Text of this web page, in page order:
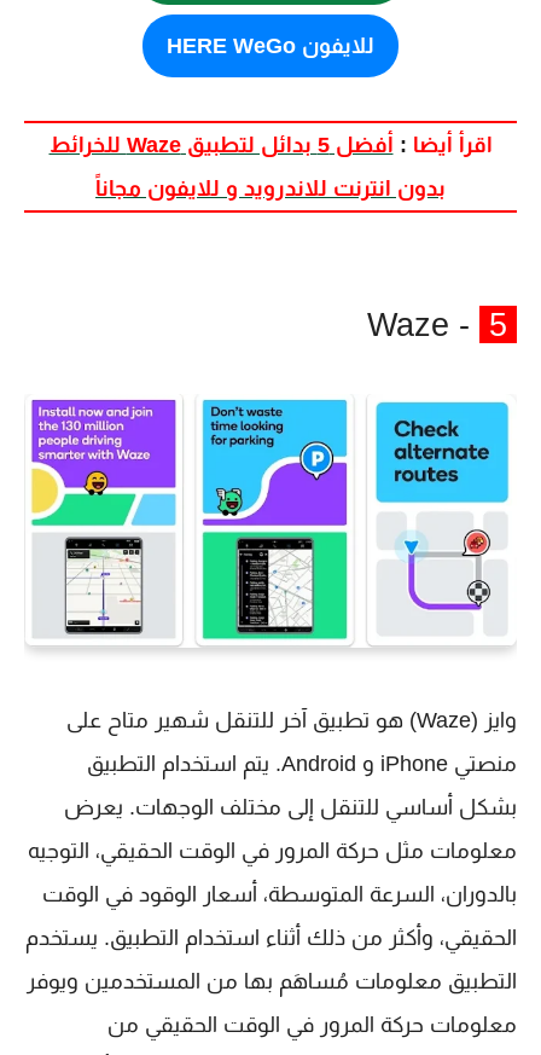
للايفون HERE WeGo
اقرأ أيضا :
أفضل 5 بدائل لتطبيق Waze للخرائط
بدون انترنت للاندرويد و للايفون مجاناً
- Waze
وايز (Waze) هو تطبيق آخر للتنقل شهير متاح على
منصتي iPhone و Android. يتم استخدام التطبيق
بشكل أساسي للتنقل إلى مختلف الوجهات. يعرض
معلومات مثل حركة المرور في الوقت الحقيقي، التوجيه
بالدوران، السرعة المتوسطة، أسعار الوقود في الوقت
الحقيقي، وأكثر من ذلك أثناء استخدام التطبيق. يستخدم
التطبيق معلومات مُساهَم بها من المستخدمين ويوفر
معلومات حركة المرور في الوقت الحقيقي من